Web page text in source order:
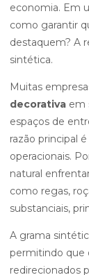
economia. Em
como garantir
destaquem? A
sintética.
Muitas
decorativa em
espaços de
razão principal
operacionais.
natural
como regas,
substanciais,
A grama
permitindo que
redirecionados